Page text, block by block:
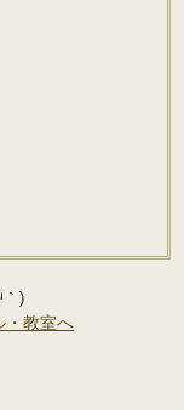
｀)